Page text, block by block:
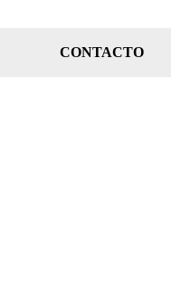
CONTACTO